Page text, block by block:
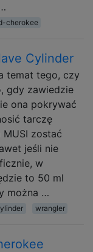
cherokee
Cylinder
temat tego, czy
gdy zawiedzie
ona pokrywać
tarczę
MUSI zostać
jeśli nie
w
to 50 ml
można …
wrangler